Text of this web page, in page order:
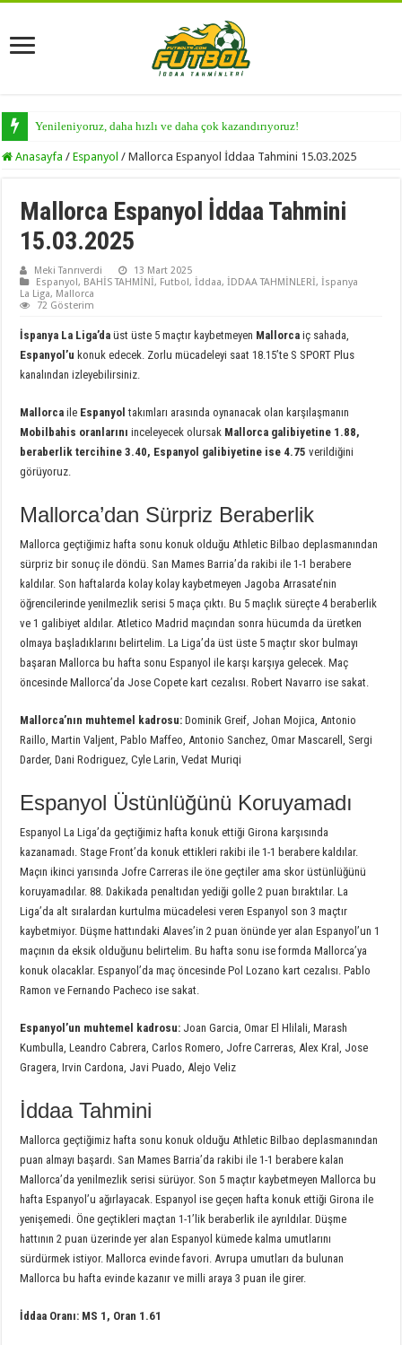
Yenileniyoruz, daha hızlı ve daha çok kazandırıyoruz!
Anasayfa / Espanyol / Mallorca Espanyol İddaa Tahmini 15.03.2025
Mallorca Espanyol İddaa Tahmini
15.03.2025
Meki Tanrıverdi
13 Mart 2025
Espanyol, BAHİS TAHMİNİ, Futbol,İddaa,İDDAA TAHMİNLERİ,İspanya
La Liga, Mallorca
72 Gösterim
İspanya La Liga’da üst üste 5 maçtır kaybetmeyen Mallorcaiç sahada,
Espanyol’u konuk edecek. Zorlu mücadeleyi saat 18.15’te S SPORT Plus
kanalından izleyebilirsiniz.
Mallorcaile Espanyoltakımları arasında oynanacak olan karşılaşmanın
Mobilbahis oranlarınıinceleyecek olursak Mallorca galibiyetine 1.88,
beraberlik tercihine 3.40, Espanyol galibiyetine ise 4.75verildiğini
görüyoruz.
Mallorca’dan Sürpriz Beraberlik
Mallorca geçtiğimiz hafta sonu konuk olduğu Athletic Bilbao deplasmanından
sürpriz bir sonuç ile döndü. San Mames Barria’da rakibi ile 1-1 berabere
kaldılar. Son haftalarda kolay kolay kaybetmeyen Jagoba Arrasate’nin
öğrencilerinde yenilmezlik serisi 5 maça çıktı. Bu 5 maçlık süreçte 4 beraberlik
ve 1 galibiyet aldılar. Atletico Madrid maçından sonra hücumda da üretken
olmaya başladıklarını belirtelim. La Liga’da üst üste 5 maçtır skor bulmayı
başaran Mallorca bu hafta sonu Espanyol ile karşı karşıya gelecek. Maç
öncesinde Mallorca’da Jose Copete kart cezalısı. Robert Navarro ise sakat.
Mallorca’nın muhtemel kadrosu: Dominik Greif, Johan Mojica, Antonio
Raillo, Martin Valjent, Pablo Maffeo, Antonio Sanchez, Omar Mascarell, Sergi
Darder, Dani Rodriguez, Cyle Larin, Vedat Muriqi
Espanyol Üstünlüğünü Koruyamadı
Espanyol La Liga’da geçtiğimiz hafta konuk ettiği Girona karşısında
kazanamadı. Stage Front’da konuk ettikleri rakibi ile 1-1 berabere kaldılar.
Maçın ikinci yarısında Jofre Carreras ile öne geçtiler ama skor üstünlüğünü
koruyamadılar. 88. Dakikada penaltıdan yediği golle 2 puan bıraktılar. La
Liga’da alt sıralardan kurtulma mücadelesi veren Espanyol son 3 maçtır
kaybetmiyor. Düşme hattındaki Alaves’in 2 puan önünde yer alan Espanyol’un 1
maçının da eksik olduğunu belirtelim. Bu hafta sonu ise formda Mallorca’ya
konuk olacaklar. Espanyol’da maç öncesinde Pol Lozano kart cezalısı. Pablo
Ramon ve Fernando Pacheco ise sakat.
Espanyol’un muhtemel kadrosu: Joan Garcia, Omar El Hlilali, Marash
Kumbulla, Leandro Cabrera, Carlos Romero, Jofre Carreras, Alex Kral, Jose
Gragera, Irvin Cardona, Javi Puado, Alejo Veliz
İddaa Tahmini
Mallorca geçtiğimiz hafta sonu konuk olduğu Athletic Bilbao deplasmanından
puan almayı başardı. San Mames Barria’da rakibi ile 1-1 berabere kalan
Mallorca’da yenilmezlik serisi sürüyor. Son 5 maçtır kaybetmeyen Mallorca bu
hafta Espanyol’u ağırlayacak. Espanyol ise geçen hafta konuk ettiği Girona ile
yenişemedi. Öne geçtikleri maçtan 1-1’lik beraberlik ile ayrıldılar. Düşme
hattının 2 puan üzerinde yer alan Espanyol kümede kalma umutlarını
sürdürmek istiyor. Mallorca evinde favori. Avrupa umutları da bulunan
Mallorca bu hafta evinde kazanır ve milli araya 3 puan ile girer.
İddaa Oranı: MS 1, Oran 1.61